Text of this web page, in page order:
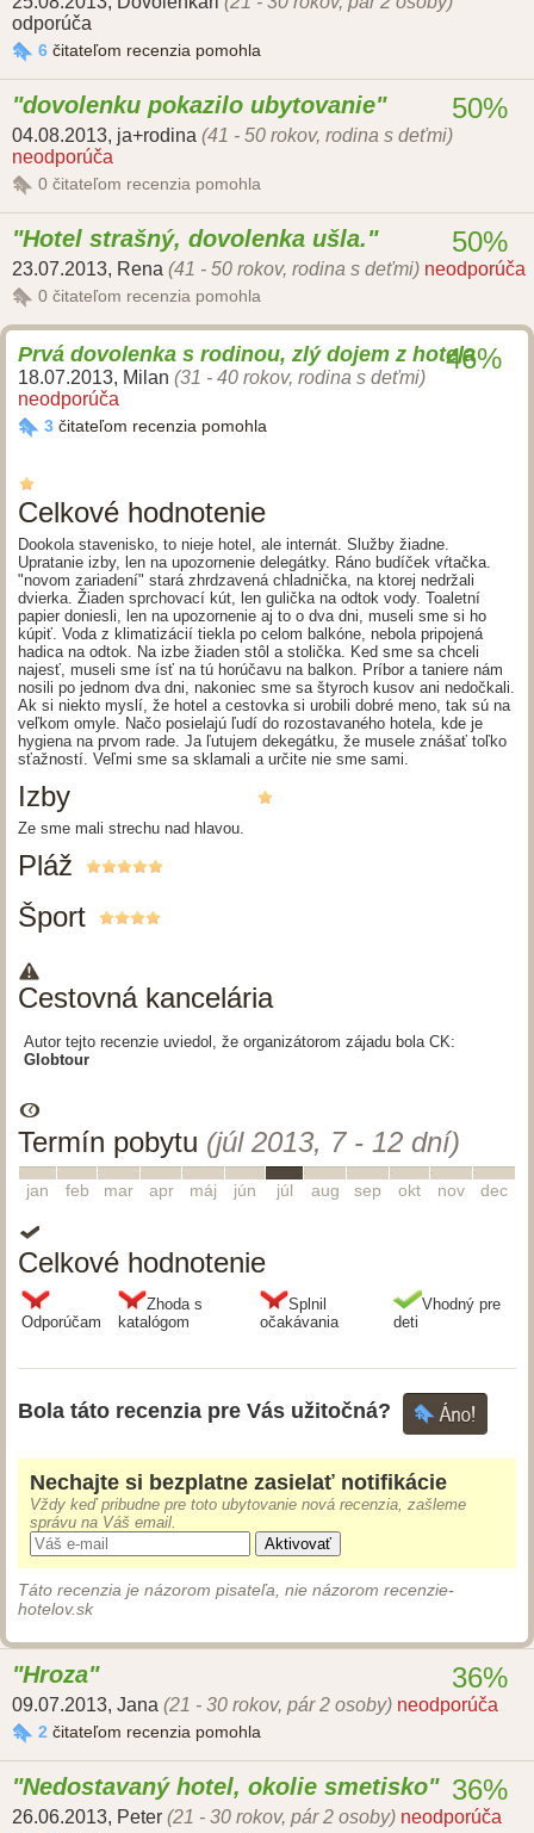
odporúča
6 čitateľom recenzia pomohla
dovolenku pokazilo ubytovanie
04.08.2013, ja+rodina (41 - 50 rokov, rodina s deťmi)
neodporúča
0 čitateľom recenzia pomohla
50%
Hotel strašný, dovolenka ušla.
23.07.2013, Rena (41 - 50 rokov, rodina s deťmi) neodporúča
0 čitateľom recenzia pomohla
50%
Prvá dovolenka s rodinou, zlý dojem z hotela
18.07.2013, Milan (31 - 40 rokov, rodina s deťmi)
neodporúča
3 čitateľom recenzia pomohla
46%
Celkové hodnotenie
Dookola stavenisko, to nieje hotel, ale internát. Služby žiadne.
Upratanie izby, len na upozornenie delegátky. Ráno budíček vŕtačka.
"novom zariadení" stará zhrdzavená chladnička, na ktorej nedržali
dvierka. Žiaden sprchovací kút, len gulička na odtok vody. Toaletní
papier doniesli, len na upozornenie aj to o dva dni, museli sme si ho
kúpiť. Voda z klimatizácií tiekla po celom balkóne, nebola pripojená
hadica na odtok. Na izbe žiaden stôl a stolička. Ked sme sa chceli
najesť, museli sme ísť na tú horúčavu na balkon. Príbor a taniere nám
nosili po jednom dva dni, nakoniec sme sa štyroch kusov ani nedočkali.
Ak si niekto myslí, že hotel a cestovka si urobili dobré meno, tak sú na
veľkom omyle. Načo posielajú ľudí do rozostavaného hotela, kde je
hygiena na prvom rade. Ja ľutujem dekegátku, že musele znášať toľko
sťažností. Veľmi sme sa sklamali a určite nie sme sami.
Izby
Ze sme mali strechu nad hlavou.
Pláž
Šport
Cestovná kancelária
Autor tejto recenzie uviedol, že organizátorom zájadu bola CK:
Globtour
Termín pobytu (júl 2013, 7 - 12 dní)
jan feb mar apr máj jún júl aug sep okt nov dec
Celkové hodnotenie
Odporúčam
Zhoda s
katalógom
Splnil
očakávania
Vhodný pre
deti
Bola táto recenzia pre Vás užitočná?
Nechajte si bezplatne zasielať notifikácie
Vždy keď pribudne pre toto ubytovanie nová recenzia, zašleme
správu na Váš email.
Aktivovať
Táto recenzia je názorom pisateľa, nie názorom recenzie-
hotelov.sk
Hroza
09.07.2013, Jana (21 - 30 rokov, pár 2 osoby) neodporúča
2 čitateľom recenzia pomohla
36%
Nedostavaný hotel, okolie smetisko
26.06.2013, Peter (21 - 30 rokov, pár 2 osoby) neodporúča
36%